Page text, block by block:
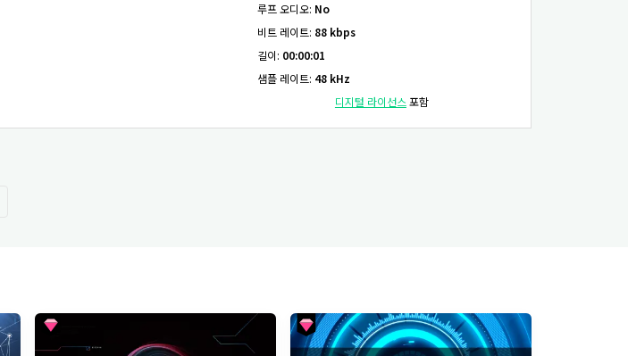
루프 오디오: No
비트 레이트: 88 kbps
길이: 00:00:01
샘플 레이트: 48 kHz
디지털 라이선스 포함